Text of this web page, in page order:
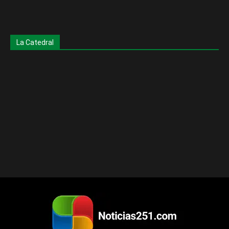
La Catedral